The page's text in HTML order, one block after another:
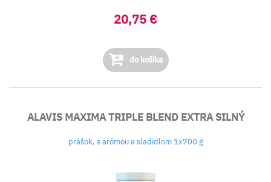
20,75 €
do košíka
ALAVIS MAXIMA TRIPLE BLEND EXTRA SILNÝ
prášok, s arómou a sladidlom 1x700 g